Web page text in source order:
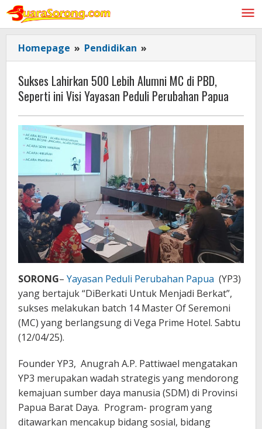
Lewati
konten
Homepage » Pendidikan »
Lahirkan
Lebih
Alumni
MC
di
PBD,
Seperti
ini
Visi
Yayasan
Peduli
Perubahan
Papua
Sukses Lahirkan 500 Lebih Alumni MC di PBD,
Seperti ini Visi Yayasan Peduli Perubahan Papua
SORONG– Yayasan Peduli Perubahan Papua (YP3)
yang bertajuk “DiBerkati Untuk Menjadi Berkat”,
sukses melakukan batch 14 Master Of Seremoni
(MC) yang berlangsung di Vega Prime Hotel. Sabtu
(12/04/25).
Founder YP3, Anugrah A.P. Pattiwael mengatakan
YP3 merupakan wadah strategis yang mendorong
kemajuan sumber daya manusia (SDM) di Provinsi
Papua Barat Daya. Program- program yang
ditawarkan mencakup bidang sosial, bidang